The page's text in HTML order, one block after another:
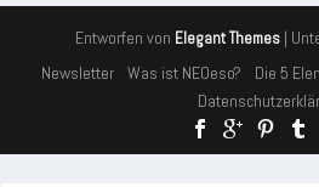
Entworfen von Elegant Themes|
Newsletter Was ist NEOeso? Die 5